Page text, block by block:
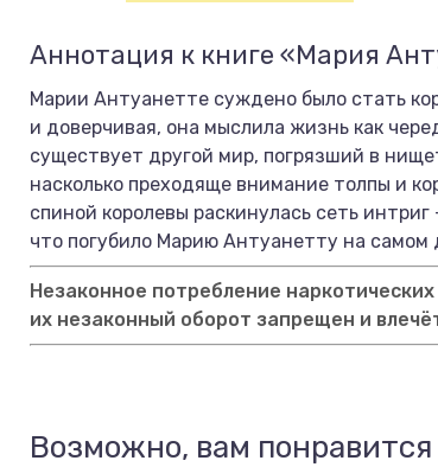
Аннотация к книге «Мария
Марии Антуанетте суждено было стать
и доверчивая, она мыслила жизнь как
существует другой мир, погрязший в
насколько преходяще внимание толпы и
спиной королевы раскинулась сеть
что погубило Марию Антуанетту на самом
Незаконное потребление
их незаконный оборот запрещен и
Возможно, вам понравится